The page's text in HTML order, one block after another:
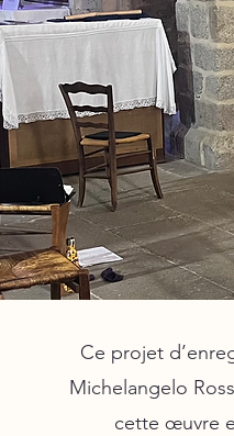
Ce projet
Michelangelo
cette œuvre